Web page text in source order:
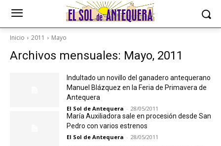
Inicio 2011 Mayo
Archivos mensuales: Mayo, 2011
Indultado un novillo del ganadero antequerano
Manuel Blázquez en la Feria de Primavera de
Antequera
El Sol de Antequera - 28/05/2011
María Auxiliadora sale en procesión desde San
Pedro con varios estrenos
El Sol de Antequera - 28/05/2011